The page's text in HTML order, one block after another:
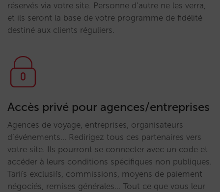
réservés via votre site. Personne d’autre ne les verra,
et ils seront la base de votre programme de fidélité
destiné aux clients réguliers.
Accès privé pour agences/entreprises
Agences de voyage, entreprises, organisateurs
d’événements… Redirigez tous ces partenaires vers
votre site. Ils pourront se connecter avec un code et
accéder à leurs conditions spécifiques non publiques.
Tarifs exclusifs, commissions, moyens de paiement
négociés, remises générales… Tout ce que vous leur